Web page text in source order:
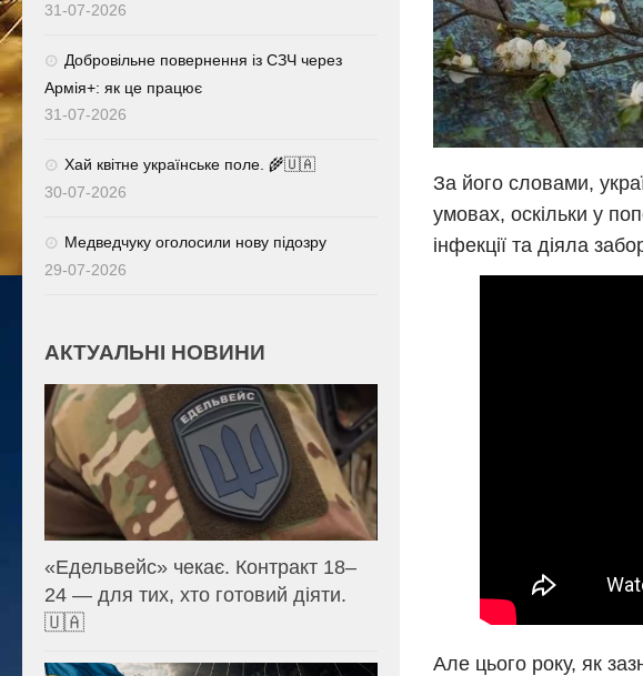
За його словами,
умовах, оскільки у
інфекції та діяла
Але цього року, як
31-07-2026
Добровільне повернення із СЗЧ через
Армія+: як це працює
31-07-2026
Хай квітне українське поле. 🌾🇺🇦
30-07-2026
Медведчуку оголосили нову підозру
29-07-2026
АКТУАЛЬНІ НОВИНИ
«Едельвейс» чекає. Контракт 18–
24 — для тих, хто готовий діяти.
🇺🇦